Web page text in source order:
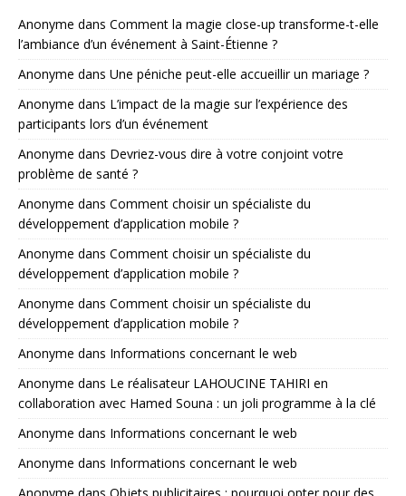
Anonyme dans Comment la magie close-up transforme-t-elle
l’ambiance d’un événement à Saint-Étienne ?
Anonyme dans Une péniche peut-elle accueillir un mariage ?
Anonyme dans L’impact de la magie sur l’expérience des
participants lors d’un événement
Anonyme dans Devriez-vous dire à votre conjoint votre
problème de santé ?
Anonyme dans Comment choisir un spécialiste du
développement d’application mobile ?
Anonyme dans Comment choisir un spécialiste du
développement d’application mobile ?
Anonyme dans Comment choisir un spécialiste du
développement d’application mobile ?
Anonyme dans Informations concernant le web
Anonyme dans Le réalisateur LAHOUCINE TAHIRI en
collaboration avec Hamed Souna : un joli programme à la clé
Anonyme dans Informations concernant le web
Anonyme dans Informations concernant le web